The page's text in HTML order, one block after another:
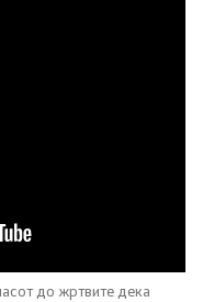
насилство
можности
до жртвите дека